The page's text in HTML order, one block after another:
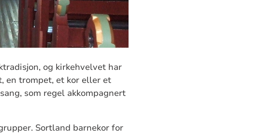
og kirkehvelvet har
en trompet, et kor eller et
som regel akkompagnert
Sortland barnekor for